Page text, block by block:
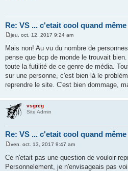
Re: VS ... c'etait cool quand même
M
e
s
s
a
g
e
jeu. oct. 12, 2017 9:24 am
Mais non! Au vu du nombre de
pense que bcp de monde le trouvait
toute la futilité de ce genre de média.
sur une personne, c'est bien là le
reprendre le site. C'est bien dommage,
vsgreg
Site Admin
Re: VS ... c'etait cool quand même
s
s
ven. oct. 13, 2017 9:47 am
Ce n'etait pas une question de vouloir
Personnelement, je n'envisageais pas